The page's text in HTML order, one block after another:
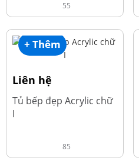
55
+ Thêm
Liên hệ
Tủ bếp đẹp Acrylic chữ
I
85